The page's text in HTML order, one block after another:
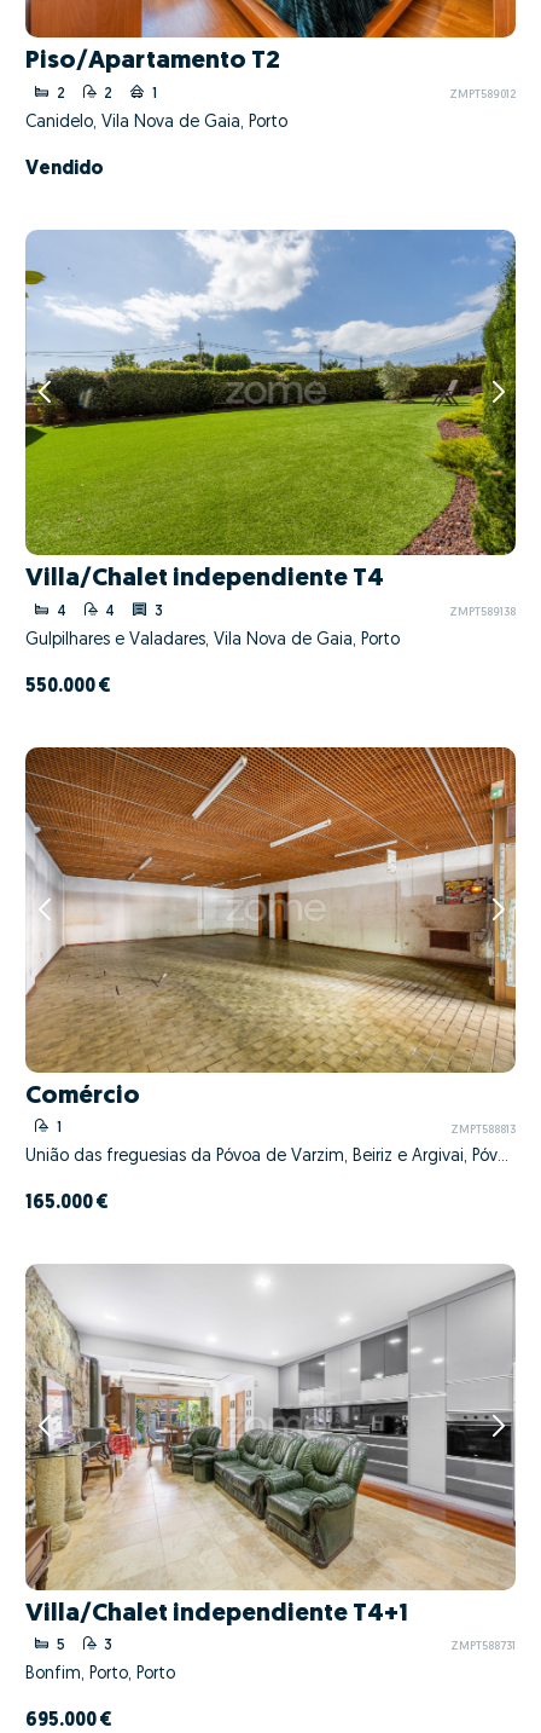
Piso/Apartamento T2
2 2 1 ZMPT589012
Canidelo, Vila Nova de Gaia, Porto
Vendido
Villa/Chalet independiente T4
4 4 3 ZMPT589138
Gulpilhares e Valadares, Vila Nova de Gaia, Porto
550.000 €
Comércio
ZMPT588813
União das freguesias da Póvoa de Varzim, Beiriz e Argivai, Póvoa de Varzim, Porto
165.000 €
Villa/Chalet independiente T4+1
5 3 ZMPT588731
Bonfim, Porto, Porto
695.000 €